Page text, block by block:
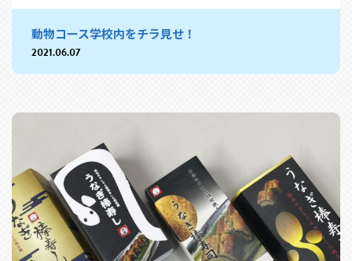
動物コース学校内をチラ見せ！
2021.06.07